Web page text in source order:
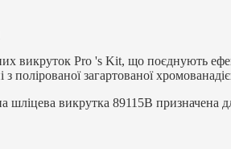
викруток Pro 's Kit, що поєднують
полірованої загартованої
шліцева викрутка 89115B